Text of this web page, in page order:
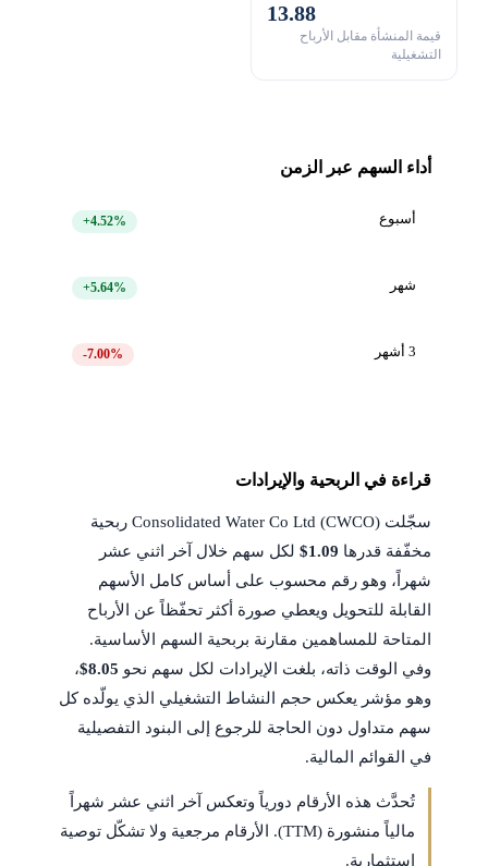
13.88
قيمة المنشأة مقابل الأرباح
التشغيلية
أداء السهم عبر الزمن
أسبوع +4.52%
شهر +5.64%
3 أشهر -7.00%
قراءة في الربحية والإيرادات
سجّلت Consolidated Water Co Ltd (CWCO) ربحية
مخفّفة قدرها $1.09لكل سهم خلال آخر اثني عشر
شهراً، وهو رقم محسوب على أساس كامل الأسهم
القابلة للتحويل ويعطي صورة أكثر تحفّظاً عن الأرباح
المتاحة للمساهمين مقارنة بربحية السهم الأساسية.
وفي الوقت ذاته، بلغت الإيرادات لكل سهم نحو $8.05،
وهو مؤشر يعكس حجم النشاط التشغيلي الذي يولّده كل
سهم متداول دون الحاجة للرجوع إلى البنود التفصيلية
في القوائم المالية.
تُحدَّث هذه الأرقام دورياً وتعكس آخر اثني عشر شهراً
مالياً منشورة (TTM). الأرقام مرجعية ولا تشكّل توصية
استثمارية.